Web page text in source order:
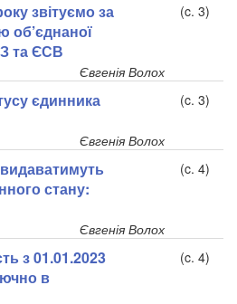
звітуємо за
та ЄСВ
(c. 3)
Євгенія Волох
єдинника
(c. 3)
Євгенія Волох
видаватимуть
стану:
(c. 4)
Євгенія Волох
з 01.01.2023
в
(c. 4)